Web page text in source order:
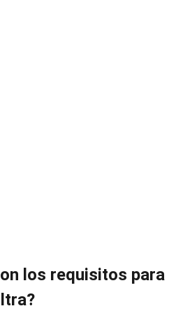
los requisitos para